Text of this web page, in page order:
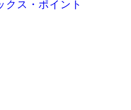
クス・ポイント